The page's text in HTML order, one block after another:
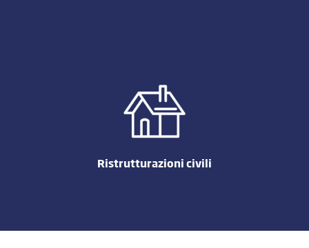
Nuove costruzioni
Realizziamo nuove costruzioni di edifici residenziali e
industriali. Seguiamo il cliente dal progetto al collaudo.
Scopri di più
Ristrutturazioni civili